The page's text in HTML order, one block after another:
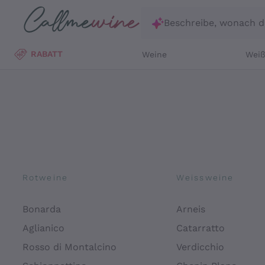
Zum Hauptinhalt springen
Beschreibe, wonach
RABATT Weine
Rotweine
Bonarda
Aglianico
Rosso di Montalcino
Weissweine
Arneis
Catarratto
Verdicchio